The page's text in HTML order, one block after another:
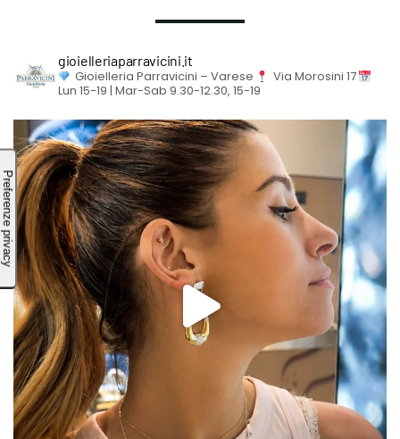
gioielleriaparravicini.it
Gioielleria Parravicini – Varese
Via Morosini 17
Lun 15-19 | Mar-Sab 9.30-12.30, 15-19